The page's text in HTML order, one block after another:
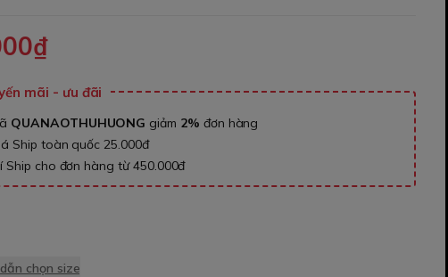
mãi - ưu đãi
QUANAOTHUHUONG giảm 2% đơn hàng
Ship toàn quốc 25.000đ
Ship cho đơn hàng từ 450.000đ
chọn size